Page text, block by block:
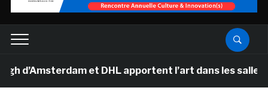
et DHL apportent l’art dans les salles de